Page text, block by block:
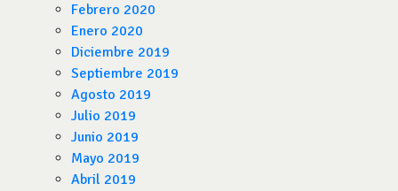
Febrero 2020
Enero 2020
Diciembre 2019
Septiembre 2019
Agosto 2019
Julio 2019
Junio 2019
Mayo 2019
Abril 2019